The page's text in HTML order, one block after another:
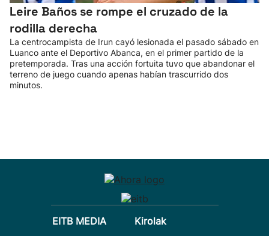
Leire Baños se rompe el cruzado de la
rodilla derecha
La centrocampista de Irun cayó lesionada el pasado sábado en
Luanco ante el Deportivo Abanca, en el primer partido de la
pretemporada. Tras una acción fortuita tuvo que abandonar el
terreno de juego cuando apenas habían trascurrido dos
minutos.
EITB MEDIA
Kirolak